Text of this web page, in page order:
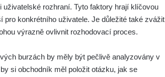
rozhraní. Tyto faktory hrají klíčovou
pro konkrétního uživatele. Je důležité také zvážit
výrazně ovlivnit rozhodovací proces.
burzách by měly být pečlivě analyzovány v
si obchodník měl položit otázku, jak se